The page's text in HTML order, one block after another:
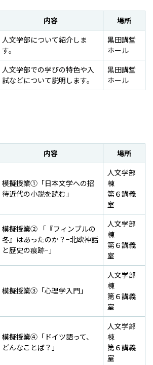
内容 場所
人文学部について紹介しま
す。
黒田講堂
ホール
人文学部での学びの特色や入
試などについて説明します。
黒田講堂
ホール
内容 場所
模擬授業①「日本文学への招
待――近代の小説を読む」
人文学部
棟
第６講義
室
模擬授業② 「『フィンブルの
冬』はあったのか？−北欧神話
と歴史の痕跡−」
人文学部
棟
第６講義
室
模擬授業③「心理学入門」
人文学部
棟
第６講義
室
模擬授業④「ドイツ語って、
どんなことば？」
人文学部
棟
第６講義
室